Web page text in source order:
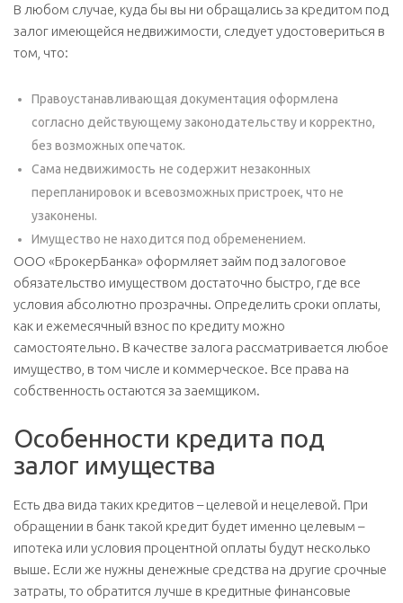
В любом случае, куда бы вы ни обращались за кредитом под
залог имеющейся недвижимости, следует удостовериться в
том, что:
Правоустанавливающая документация оформлена
согласно действующему законодательству и корректно,
без возможных опечаток.
Сама недвижимость не содержит незаконных
перепланировок и всевозможных пристроек, что не
узаконены.
Имущество не находится под обременением.
ООО «БрокерБанка» оформляет займ под залоговое
обязательство имуществом достаточно быстро, где все
условия абсолютно прозрачны. Определить сроки оплаты,
как и ежемесячный взнос по кредиту можно
самостоятельно. В качестве залога рассматривается любое
имущество, в том числе и коммерческое. Все права на
собственность остаются за заемщиком.
Особенности кредита под
залог имущества
Есть два вида таких кредитов – целевой и нецелевой. При
обращении в банк такой кредит будет именно целевым –
ипотека или условия процентной оплаты будут несколько
выше. Если же нужны денежные средства на другие срочные
затраты, то обратится лучше в кредитные финансовые